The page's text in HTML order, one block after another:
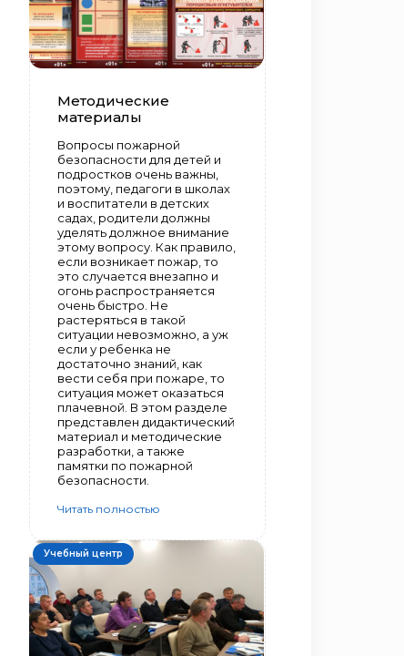
Методические
материалы
Вопросы пожарной
безопасности для детей и
подростков очень важны,
поэтому, педагоги в школах
и воспитатели в детских
садах, родители должны
уделять должное внимание
этому вопросу. Как правило,
если возникает пожар, то
это случается внезапно и
огонь распространяется
очень быстро. Не
растеряться в такой
ситуации невозможно, а уж
если у ребенка не
достаточно знаний, как
вести себя при пожаре, то
ситуация может оказаться
плачевной. В этом разделе
представлен дидактический
материал и методические
разработки, а также
памятки по пожарной
безопасности.
Читать полностью
Учебный центр